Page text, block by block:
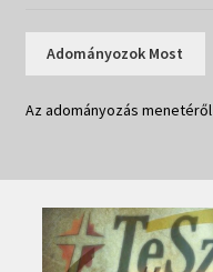
Adományozok Most
Az adományozás menetéről